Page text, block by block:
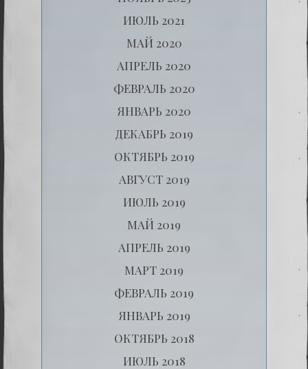
ИЮЛЬ 2021
МАЙ 2020
АПРЕЛЬ 2020
ФЕВРАЛЬ 2020
ЯНВАРЬ 2020
ДЕКАБРЬ 2019
ОКТЯБРЬ 2019
АВГУСТ 2019
ИЮЛЬ 2019
МАЙ 2019
АПРЕЛЬ 2019
МАРТ 2019
ФЕВРАЛЬ 2019
ЯНВАРЬ 2019
ОКТЯБРЬ 2018
ИЮЛЬ 2018